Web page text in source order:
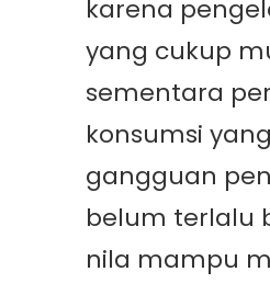
karena
yang cukup
sementara
konsumsi
gangguan
belum terlalu
nila mampu